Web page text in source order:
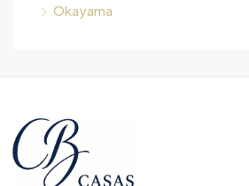
Okayama